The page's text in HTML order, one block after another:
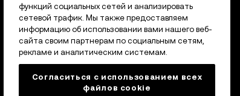
функций социальных сетей и анализировать
сетевой трафик. Мы также предоставляем
информацию об использовании вами нашего веб-
сайта своим партнерам по социальным сетям,
рекламе и аналитическим системам.
Согласиться с использованием всех
файлов cookie